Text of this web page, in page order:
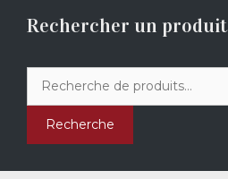
Rechercher un produit
pour :
Recherche